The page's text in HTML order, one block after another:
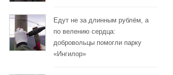
Едут не за длинным рублём, а
по велению сердца:
добровольцы помогли парку
«Ингилор»